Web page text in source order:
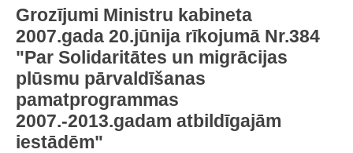
Grozījumi Ministru kabineta
2007.gada 20.jūnija rīkojumā Nr.384
"Par Solidaritātes un migrācijas
plūsmu pārvaldīšanas
pamatprogrammas
2007.-2013.gadam atbildīgajām
iestādēm"